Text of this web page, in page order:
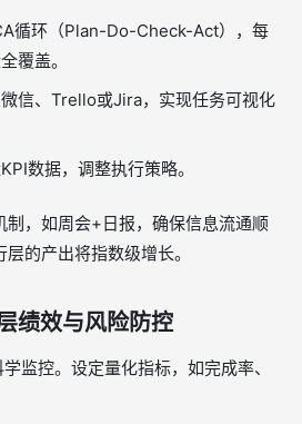
循环（Plan-Do-Check-Act），每
覆盖。
信、Trello或Jira，实现任务可视化
数据，调整执行策略。
制，如周会+日报，确保信息流通顺
的产出将指数级增长。
绩效与风险防控
监控。设定量化指标，如完成率、